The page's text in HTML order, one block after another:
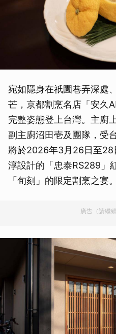
宛如隱身在祇園巷弄深處
芒，京都割烹名店「安久
完整姿態登上台灣。主廚
副主廚沼田壱及團隊，受
將於2026年3月26日至28
淳設計的「忠泰RS289」
「旬刻」的限定割烹之宴。
廣告（請繼